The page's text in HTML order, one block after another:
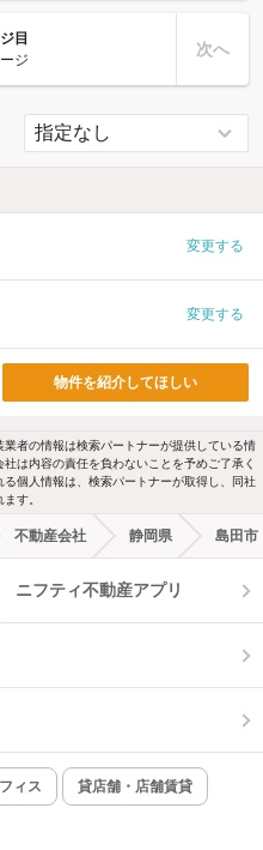
目
ジ
次へ
変更する
変更する
物件を紹介してほしい
者の情報は検索パートナーが提供している情
は内容の責任を負わないことを予めご了承く
個人情報は、検索パートナーが取得し、同社
す。
不動産会社 静岡県 島田市
ニフティ不動産アプリ
ィス 貸店舗・店舗賃貸